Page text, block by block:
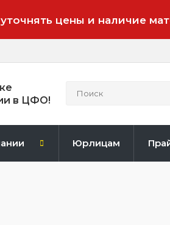
цены и наличие
в ЦФО!
Юрлицам